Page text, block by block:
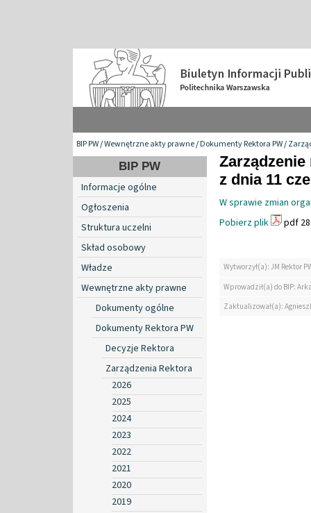
BIP PW/Wewnętrzne akty prawne/Dokumenty Rektora PW/
BIP PW
Informacje ogólne
Ogłoszenia
Struktura uczelni
Skład osobowy
Władze
Wewnętrzne akty prawne
Dokumenty ogólne
Dokumenty Rektora PW
Decyzje Rektora
Zarządzenia Rektora
2026
2025
2024
2023
2022
2021
2020
2019
z dnia 11
W sprawie zmian
Pobierz plik
pdf
Wytworzył(a): JM Rektor
Wprowadził(a) do BIP:
Zaktualizował(a):